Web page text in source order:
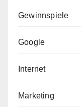
Gewinnspiele
Google
Internet
Marketing